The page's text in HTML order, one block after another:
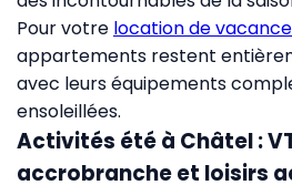
Pour votre location de
appartements restent
avec leurs équipements
ensoleillées.
Activités été à Châtel :
accrobranche et loisirs